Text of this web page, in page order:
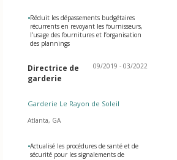
•Réduit les dépassements budgétaires
récurrents en revoyant les fournisseurs,
l’usage des fournitures et l’organisation
des plannings
Directrice de
garderie
09/2019 - 03/2022
Garderie Le Rayon de Soleil
Atlanta, GA
•Actualisé les procédures de santé et de
sécurité pour les signalements de